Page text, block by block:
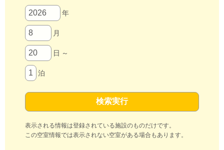
年
月
日 ～
泊
表示される情報は登録されている施設のものだけです。
この空室情報では表示されない空室がある場合もあります。